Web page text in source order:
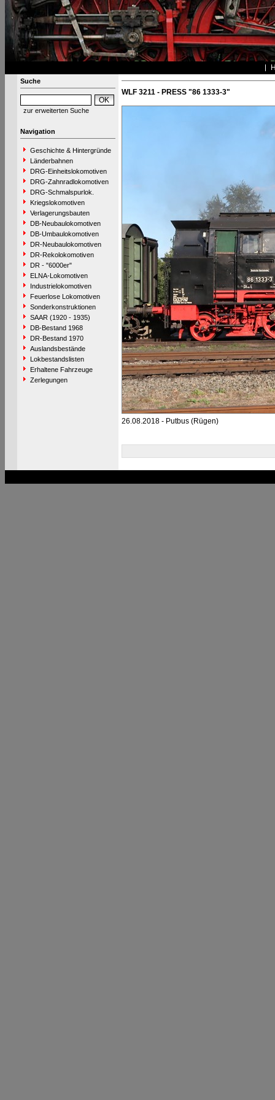
Suche
zur erweiterten Suche
Navigation
Geschichte & Hintergründe
Länderbahnen
DRG-Einheitslokomotiven
DRG-Zahnradlokomotiven
DRG-Schmalspurlok.
Kriegslokomotiven
Verlagerungsbauten
DB-Neubaulokomotiven
DB-Umbaulokomotiven
DR-Neubaulokomotiven
DR-Rekolokomotiven
DR - "6000er"
ELNA-Lokomotiven
Industrielokomotiven
Feuerlose Lokomotiven
Sonderkonstruktionen
SAAR (1920 - 1935)
DB-Bestand 1968
DR-Bestand 1970
Auslandsbestände
Lokbestandslisten
Erhaltene Fahrzeuge
Zerlegungen
WLF 3211 - PRESS "86 1333-3"
26.08.2018 - Putbus (Rügen)